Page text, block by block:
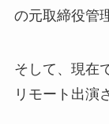
の元取締役管
そして、現在
リモート出演